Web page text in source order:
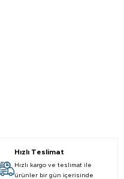
Hızlı Teslimat
Hızlı kargo ve teslimat ile
ürünler bir gün içerisinde